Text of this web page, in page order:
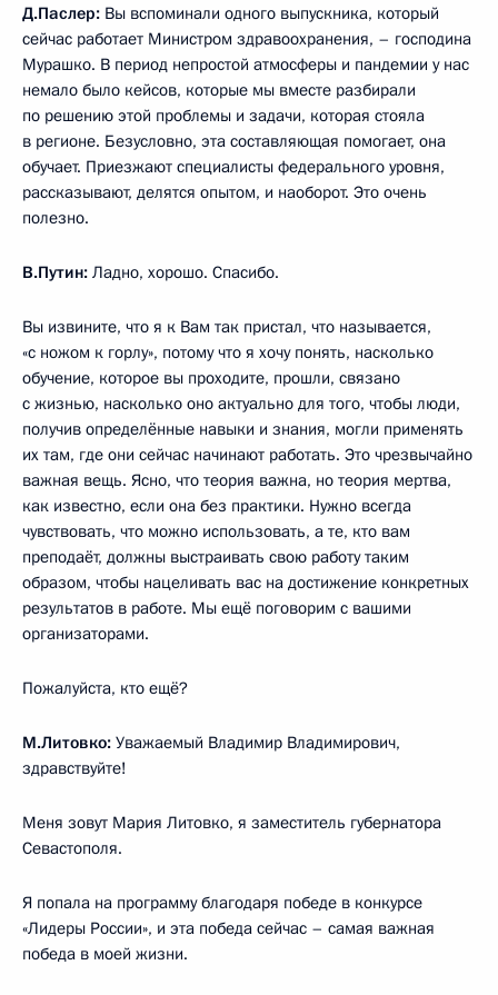
Д.Паслер: Вы вспоминали одного выпускника, который
сейчас работает Министром здравоохранения, – господина
Мурашко. В период непростой атмосферы и пандемии у нас
немало было кейсов, которые мы вместе разбирали
по решению этой проблемы и задачи, которая стояла
в регионе. Безусловно, эта составляющая помогает, она
обучает. Приезжают специалисты федерального уровня,
рассказывают, делятся опытом, и наоборот. Это очень
полезно.
В.Путин: Ладно, хорошо. Спасибо.
Вы извините, что я к Вам так пристал, что называется,
«с ножом к горлу», потому что я хочу понять, насколько
обучение, которое вы проходите, прошли, связано
с жизнью, насколько оно актуально для того, чтобы люди,
получив определённые навыки и знания, могли применять
их там, где они сейчас начинают работать. Это чрезвычайно
важная вещь. Ясно, что теория важна, но теория мертва,
как известно, если она без практики. Нужно всегда
чувствовать, что можно использовать, а те, кто вам
преподаёт, должны выстраивать свою работу таким
образом, чтобы нацеливать вас на достижение конкретных
результатов в работе. Мы ещё поговорим с вашими
организаторами.
Пожалуйста, кто ещё?
М.Литовко: Уважаемый Владимир Владимирович,
здравствуйте!
Меня зовут Мария Литовко, я заместитель губернатора
Севастополя.
Я попала на программу благодаря победе в конкурсе
«Лидеры России», и эта победа сейчас – самая важная
победа в моей жизни.